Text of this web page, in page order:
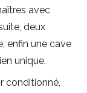
avec
deux
enfin une cave
unique.
conditionné,